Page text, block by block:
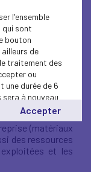
au-delà
de la
du Conseil
Biodiversité, a
des aides
l’Effet
(matériaux
des ressources
et les
l'ensemble
qui sont
bouton
de
traitement des
ou
une durée de 6
sera à nouveau
en
Accepter